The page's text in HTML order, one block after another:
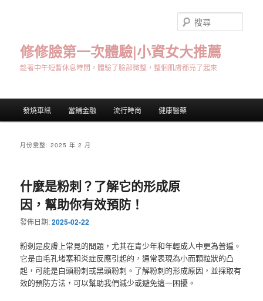
修修臉第一次體驗|小資女大推薦
趁著中午短暫休息時間，體驗了臉部微整，整個肌膚都亮了起來
尋
發燒車訊 當鋪金融 流行時尚 健康醫藥
月份彙整:2025 年 2 月
什麼是粉刺？了解它的形成原
因，幫助你有效預防！
發佈日期:2025-02-22
粉刺是皮膚上常見的問題，尤其在青少年和年輕成人中更為普遍。
它是由毛孔堵塞和炎症反應引起的，通常表現為小而顆粒狀的凸
起，可能是白頭粉刺或黑頭粉刺。了解粉刺的形成原因，並採取有
效的預防方法，可以幫助我們減少或避免這一困擾。